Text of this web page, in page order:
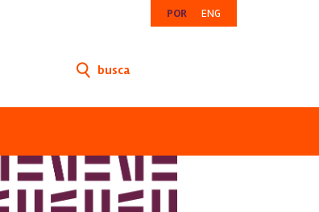
POR ENG
busca